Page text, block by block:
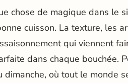
chose de magique dans le
cuisson. La texture, les
qui viennent
dans chaque bouchée.
dimanche, où tout le monde